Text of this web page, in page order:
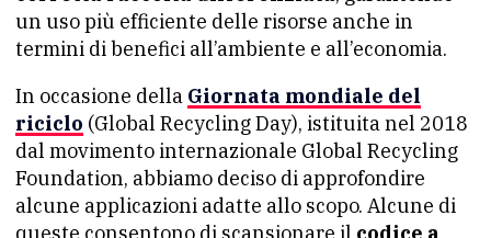
un uso più efficiente delle risorse anche in
termini di benefici all’ambiente e all’economia.
In occasione della Giornata mondiale del
riciclo (Global Recycling Day), istituita nel 2018
dal movimento internazionale Global Recycling
Foundation, abbiamo deciso di approfondire
alcune applicazioni adatte allo scopo. Alcune di